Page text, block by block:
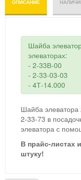
ОПИСАНИЕ
Шайба
элеваторах:
- 2-33В-00
- 2-33-03-03
- 4Т-14.000
Шайба элеватора
2-33-73 в
элеватора с
В прайс-листах
штуку!